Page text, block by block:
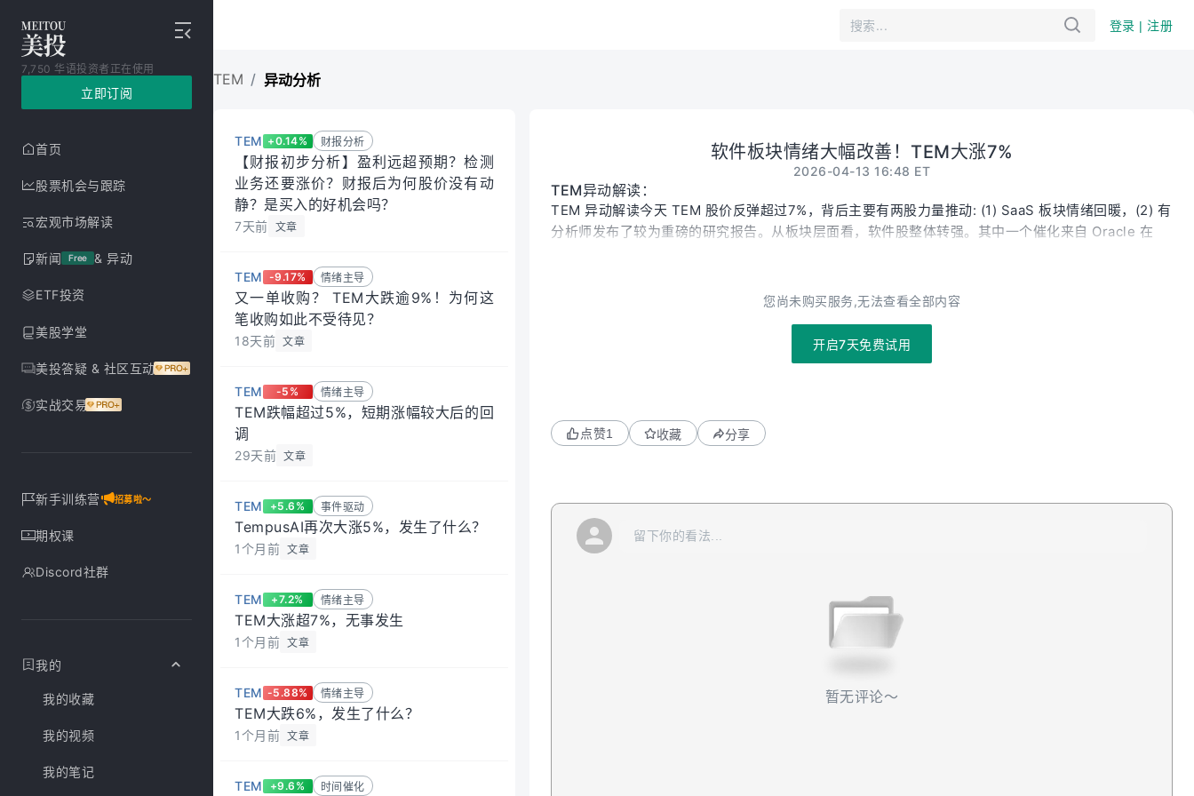
7,750 华语投资者正在使用
立即订阅
首页
股票机会与跟踪
宏观市场解读
新闻 Free & 异动
ETF投资
美股学堂
美投答疑 & 社区互动
实战交易
新手训练营 招募啦～
期权课
Discord社群
我的
我的收藏
我的视频
我的笔记
软件板块情绪大幅改善！TEM大涨7%
TEM / 异动分析
TEM +0.14% 财报分析
【财报初步分析】盈利远超预期？检测
业务还要涨价？财报后为何股价没有动
静？是买入的好机会吗？
7天前 文章
TEM -9.17% 情绪主导
又一单收购？ TEM大跌逾9%！为何这
笔收购如此不受待见？
18天前 文章
TEM -5% 情绪主导
TEM跌幅超过5%，短期涨幅较大后的回
调
29天前 文章
TEM +5.6% 事件驱动
TempusAI再次大涨5%，发生了什么？
1个月前 文章
TEM +7.2% 情绪主导
TEM大涨超7%，无事发生
1个月前 文章
TEM -5.88% 情绪主导
TEM大跌6%，发生了什么？
1个月前 文章
TEM +9.6% 时间催化
软件板块情绪大幅改善！TEM大涨7%
2026-04-13 16:48 ET
TEM异动解读：
TEM 异动解读今天 TEM 股价反弹超过7%，背后主要有两股力量推动: (1) SaaS 板块情绪回暖，(2) 有
分析师发布了较为重磅的研究报告。从板块层面看，软件股整体转强。其中一个催化来自 Oracle 在
涨约 5%，Microsoft 上涨约 3.5%。板块情绪的改善，带动了TEM 这家 AI 医疗公司。第二个利好的
分析师 Dan Brennan 认为，TEM 过去半年股价累计下跌超过 50%，当前估值已较为充分地反映短期
不确定性，而公司基本面实际上在持续改善。他特别提到 Insights 业务受益于大型药企对 AI 辅助研发
Underperform 评级启动对 TEM 的覆盖，目标价仅 35 美元，相较当前股价隐含约 24% 的下行空
间。Jefferies 认为，TEM 检测产品的报销价格低于同行，且未来存在进一步下调风险；此外，Data
保守，真正具备说服力的盈利拐点还需要时间验证。从长期逻辑看，AI 在医疗领域的落地与商业化路
径仍在推进，核心战略方向并未改变。但在短期内，股价大概率仍将维持震荡走势，想看出现明显趋势
性上行或者下行的难度都比较大，市场还是需要看到更清晰的商业化兑现节奏。
您尚未购买服务,无法查看全部内容
开启7天免费试用
点赞1 收藏 分享
暂无评论～
登录 | 注册